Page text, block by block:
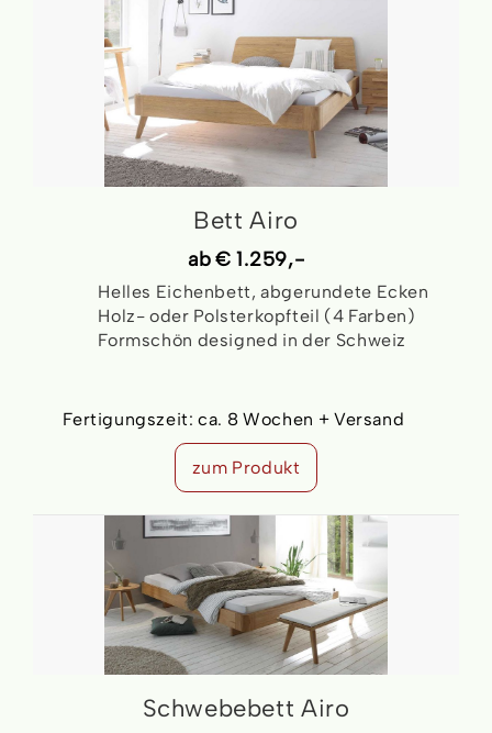
Bett Airo
ab€ 1.259,-
Helles Eichenbett, abgerundete Ecken
Holz- oder Polsterkopfteil (4 Farben)
Formschön designed in der Schweiz
Fertigungszeit:ca. 8 Wochen + Versand
zum Produkt
Schwebebett Airo